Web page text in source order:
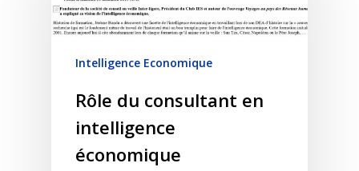
Intelligence Economique
Rôle du consultant en
intelligence
économique